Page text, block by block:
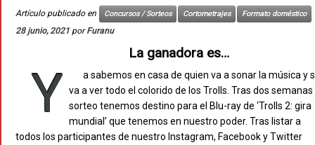
Artículo publicado en Concursos / Sorteos Cortometrajes Formato doméstico
28 junio, 2021 porFuranu
La ganadora es…
Y
a sabemos en casa de quien va a sonar la música y
va a ver todo el colorido de los Trolls. Tras dos semanas
sorteo tenemos destino para el Blu-ray de ‘Trolls 2: gira
mundial’ que tenemos en nuestro poder. Tras listar a
todos los participantes de nuestro Instagram, Facebook y Twitter